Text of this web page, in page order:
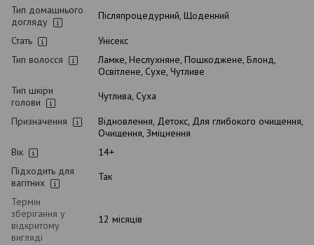
Тип домашнього
догляду
Післяпроцедурний, Щоденний
Стать
Унісекс
Тип волосся
Ламке, Неслухняне, Пошкоджене, Блонд,
Освітлене, Сухе, Чутливе
Тип шкіри
голови
Чутлива, Суха
Призначення
Відновлення, Детокс, Для глибокого очищення,
Очищення, Зміцнення
Вік
14+
Підходить для
вагітних
Так
Термін
зберігання у
відкритому
вигляді
12 місяців